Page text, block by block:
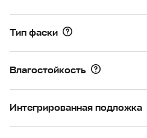
Тип фаски
Влагостойкость
Интегрированная подложка